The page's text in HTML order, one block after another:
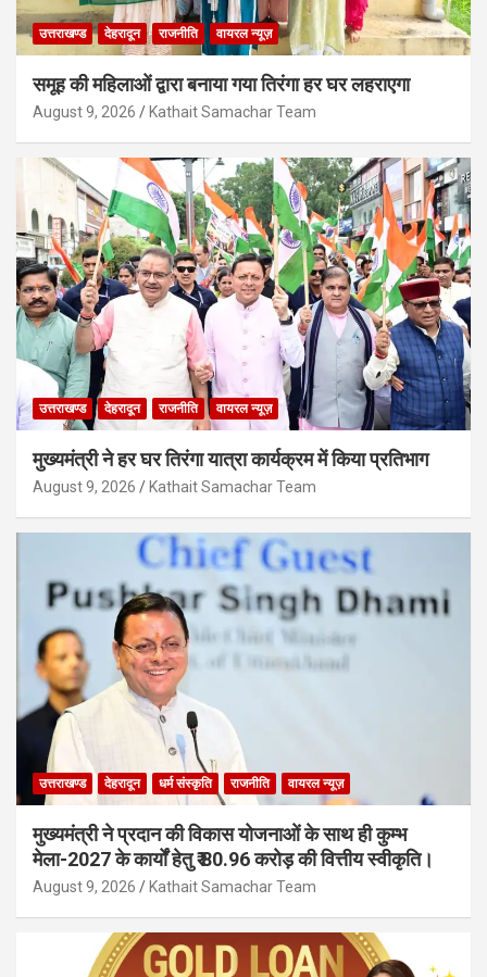
उत्तराखण्ड देहरादून राजनीति वायरल न्यूज़
समूह की महिलाओं द्वारा बनाया गया तिरंगा हर घर लहराएगा
August 9, 2026 Kathait Samachar Team
उत्तराखण्ड देहरादून राजनीति वायरल न्यूज़
मुख्यमंत्री ने हर घर तिरंगा यात्रा कार्यक्रम में किया प्रतिभाग
August 9, 2026 Kathait Samachar Team
उत्तराखण्ड देहरादून धर्म संस्कृति राजनीति वायरल न्यूज़
मुख्यमंत्री ने प्रदान की विकास योजनाओं के साथ ही कुम्भ
मेला-2027 के कार्यों हेतु ₹ 80.96 करोड़ की वित्तीय स्वीकृति।
August 9, 2026 Kathait Samachar Team